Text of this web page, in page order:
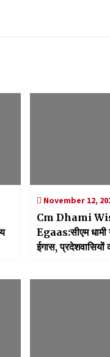
November 12,
Cm Dhami
Egaas:सीएम धामी
ईगास, प्रदेशवासियों